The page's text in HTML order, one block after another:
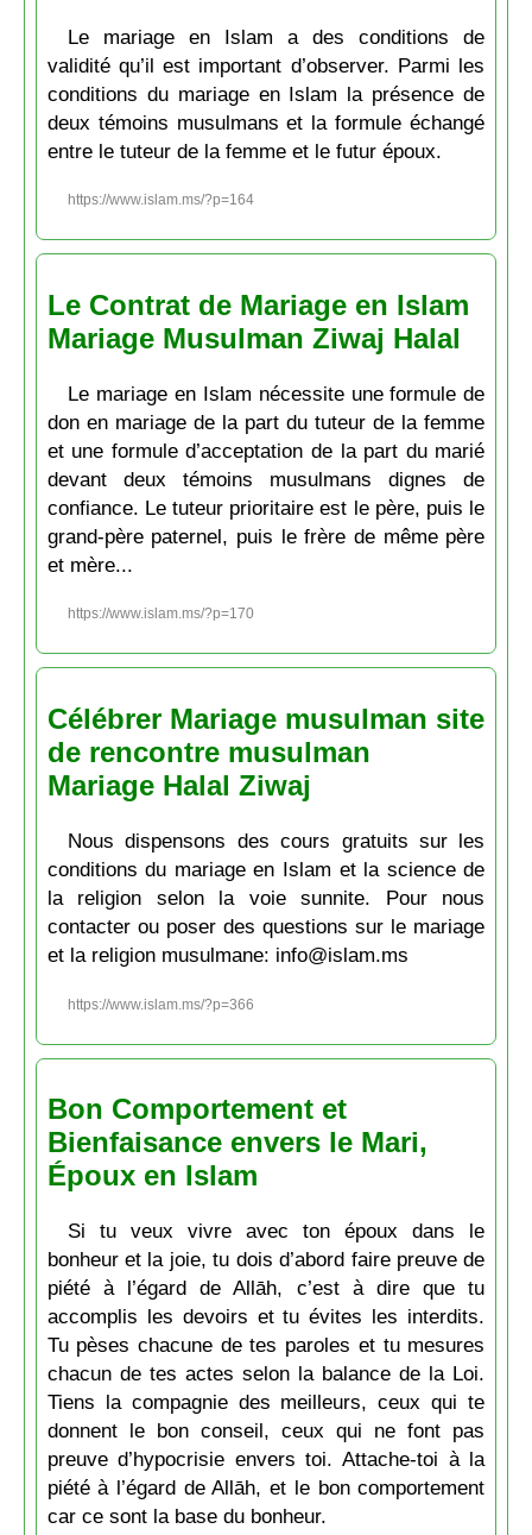
Le mariage en Islam a des conditions de
validité qu’il est important d’observer. Parmi les
conditions du mariage en Islam la présence de
deux témoins musulmans et la formule échangé
entre le tuteur de la femme et le futur époux.
https://www.islam.ms/?p=164
Le Contrat de Mariage en Islam
Mariage Musulman Ziwaj Halal
Le mariage en Islam nécessite une formule de
don en mariage de la part du tuteur de la femme
et une formule d’acceptation de la part du marié
devant deux témoins musulmans dignes de
confiance. Le tuteur prioritaire est le père, puis le
grand-père paternel, puis le frère de même père
et mère...
https://www.islam.ms/?p=170
Célébrer Mariage musulman site
de rencontre musulman
Mariage Halal Ziwaj
Nous dispensons des cours gratuits sur les
conditions du mariage en Islam et la science de
la religion selon la voie sunnite. Pour nous
contacter ou poser des questions sur le mariage
et la religion musulmane: info@islam.ms
https://www.islam.ms/?p=366
Bon Comportement et
Bienfaisance envers le Mari,
Époux en Islam
Si tu veux vivre avec ton époux dans le
bonheur et la joie, tu dois d’abord faire preuve de
piété à l’égard de Allāh, c’est à dire que tu
accomplis les devoirs et tu évites les interdits.
Tu pèses chacune de tes paroles et tu mesures
chacun de tes actes selon la balance de la Loi.
Tiens la compagnie des meilleurs, ceux qui te
donnent le bon conseil, ceux qui ne font pas
preuve d’hypocrisie envers toi. Attache-toi à la
piété à l’égard de Allāh, et le bon comportement
car ce sont la base du bonheur.